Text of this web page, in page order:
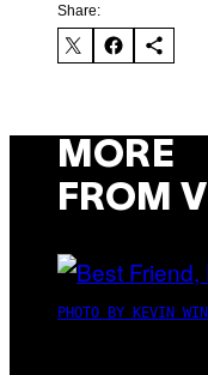
Share:
MORE
FROM
PHOTO BY KEVIN